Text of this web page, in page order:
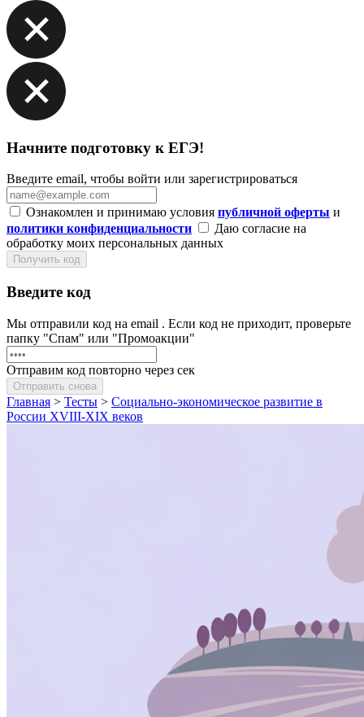
Начните подготовку к ЕГЭ!
Введите email, чтобы войти или зарегистрироваться
Ознакомлен и принимаю условия публичной оферты и
политики конфиденциальности
Даю согласие на
обработку моих персональных данных
Получить код
Введите код
Мы отправили код на email . Если код не приходит, проверьте
папку "Спам" или "Промоакции"
Отправим код повторно через сек
Отправить снова
Главная > Тесты > Социально-экономическое развитие в
России XVIII-XIX веков